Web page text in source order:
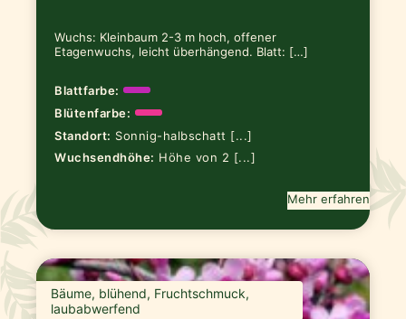
Wuchs: Kleinbaum 2-3 m hoch, offener
Etagenwuchs, leicht überhängend. Blatt: […]
Blattfarbe:
Blütenfarbe:
Standort: Sonnig-halbschatt [...]
Wuchsendhöhe: Höhe von 2 [...]
Mehr erfahren
Bäume, blühend, Fruchtschmuck,
laubabwerfend